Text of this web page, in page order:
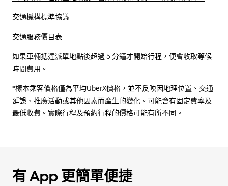
交通機構標準協議
交通服務價目表
如果車輛抵達派單地點後超過 5 分鐘才開始行程，便會收取等候
時間費用。
*樣本乘客價格僅為平均UberX價格，並不反映因地理位置、交通
延誤、推廣活動或其他因素而產生的變化。可能會有固定費率及
最低收費。實際行程及預約行程的價格可能有所不同。
有 App 更簡單便捷